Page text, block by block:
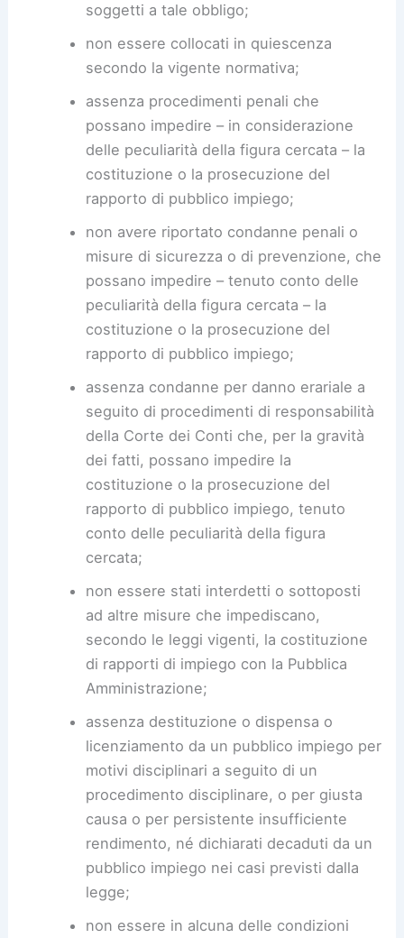
soggetti a tale obbligo;
non essere collocati in quiescenza
secondo la vigente normativa;
assenza procedimenti penali che
possano impedire – in considerazione
delle peculiarità della figura cercata – la
costituzione o la prosecuzione del
rapporto di pubblico impiego;
non avere riportato condanne penali o
misure di sicurezza o di prevenzione, che
possano impedire – tenuto conto delle
peculiarità della figura cercata – la
costituzione o la prosecuzione del
rapporto di pubblico impiego;
assenza condanne per danno erariale a
seguito di procedimenti di responsabilità
della Corte dei Conti che, per la gravità
dei fatti, possano impedire la
costituzione o la prosecuzione del
rapporto di pubblico impiego, tenuto
conto delle peculiarità della figura
cercata;
non essere stati interdetti o sottoposti
ad altre misure che impediscano,
secondo le leggi vigenti, la costituzione
di rapporti di impiego con la Pubblica
Amministrazione;
assenza destituzione o dispensa o
licenziamento da un pubblico impiego per
motivi disciplinari a seguito di un
procedimento disciplinare, o per giusta
causa o per persistente insufficiente
rendimento, né dichiarati decaduti da un
pubblico impiego nei casi previsti dalla
legge;
non essere in alcuna delle condizioni